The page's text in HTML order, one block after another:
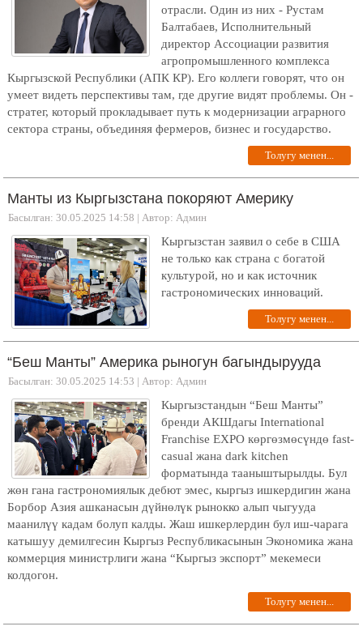
отрасли. Один из них - Рустам
Балтабаев, Исполнительный
директор Ассоциации развития
агропромышленного комплекса
Кыргызской Республики (АПК КР). Его коллеги говорят, что он
умеет видеть перспективы там, где другие видят проблемы. Он -
стратег, который прокладывает путь к модернизации аграрного
сектора страны, объединяя фермеров, бизнес и государство.
Толугу менен...
Манты из Кыргызстана покоряют Америку
Басылган: 30.05.2025 14:58 | Автор: Админ
Кыргызстан заявил о себе в США
не только как страна с богатой
культурой, но и как источник
гастрономических инноваций.
Толугу менен...
“Беш Манты” Америка рыногун багындырууда
Басылган: 30.05.2025 14:53 | Автор: Админ
Кыргызстандын “Беш Манты”
бренди АКШдагы International
Franchise EXPO көргөзмөсүндө fast-
casual жана dark kitchen
форматында тааныштырылды. Бул
жөн гана гастрономиялык дебют эмес, кыргыз ишкердигин жана
Борбор Азия ашканасын дүйнөлүк рынокко алып чыгууда
маанилүү кадам болуп калды. Жаш ишкерлердин бул иш-чарага
катышуу демилгесин Кыргыз Республикасынын Экономика жана
коммерция министрлиги жана “Кыргыз экспорт” мекемеси
колдогон.
Толугу менен...